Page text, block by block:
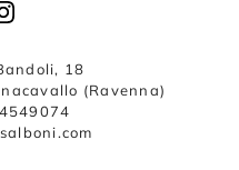
18
(Ravenna)